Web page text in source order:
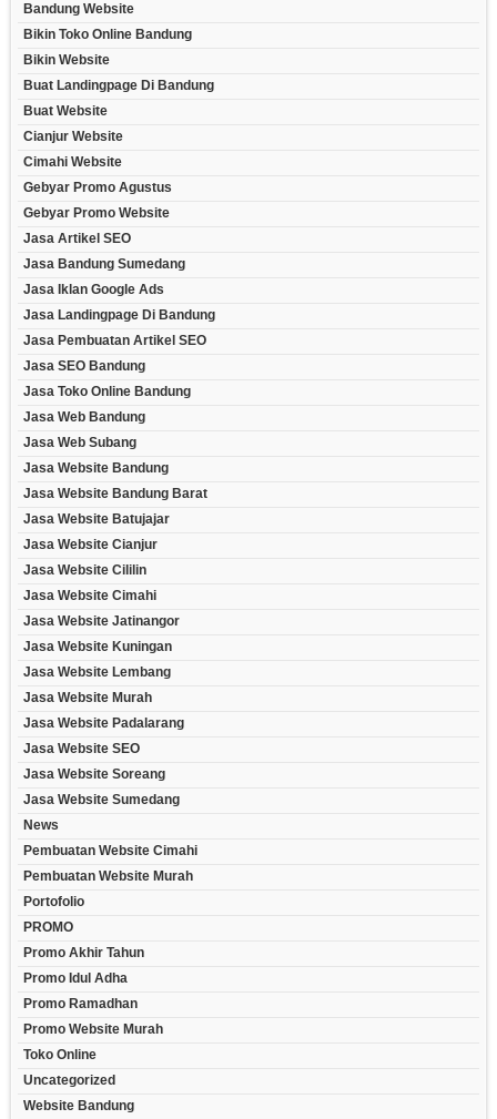
Bandung Website
Bikin Toko Online Bandung
Bikin Website
Buat Landingpage Di Bandung
Buat Website
Cianjur Website
Cimahi Website
Gebyar Promo Agustus
Gebyar Promo Website
Jasa Artikel SEO
Jasa Bandung Sumedang
Jasa Iklan Google Ads
Jasa Landingpage Di Bandung
Jasa Pembuatan Artikel SEO
Jasa SEO Bandung
Jasa Toko Online Bandung
Jasa Web Bandung
Jasa Web Subang
Jasa Website Bandung
Jasa Website Bandung Barat
Jasa Website Batujajar
Jasa Website Cianjur
Jasa Website Cililin
Jasa Website Cimahi
Jasa Website Jatinangor
Jasa Website Kuningan
Jasa Website Lembang
Jasa Website Murah
Jasa Website Padalarang
Jasa Website SEO
Jasa Website Soreang
Jasa Website Sumedang
News
Pembuatan Website Cimahi
Pembuatan Website Murah
Portofolio
PROMO
Promo Akhir Tahun
Promo Idul Adha
Promo Ramadhan
Promo Website Murah
Toko Online
Uncategorized
Website Bandung